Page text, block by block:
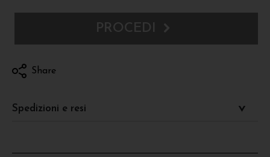
PROCEDI
Share
Spedizioni e resi